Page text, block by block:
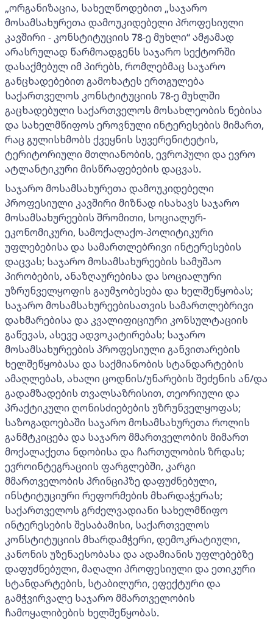
„ორგანიზაცია, სახელწოდებით „საჯარო
მოსამსახურეთა დამოუკიდებელი პროფესიული
კავშირი - კონსტიტუციის 78-ე მუხლი“ ამჟამად
არასრულად წარმოადგენს საჯარო სექტორში
დასაქმებულ იმ პირებს, რომლებმაც საჯარო
განცხადებებით გამოხატეს ერთგულება
საქართველოს კონსტიტუციის 78-ე მუხლში
გაცხადებული საქართველოს მოსახლეობის ნებისა
და სახელმწიფოს ეროვნული ინტერესების მიმართ,
რაც გულისხმობს ქვეყნის სუვერენიტეტის,
ტერიტორიული მთლიანობის, ევროპული და ევრო
ატლანტიკური მისწრაფებების დაცვას.
საჯარო მოსამსახურეთა დამოუკიდებელი
პროფესიული კავშირი მიზნად ისახავს საჯარო
მოსამსახურეების შრომითი, სოციალურ-
ეკონომიკური, სამოქალაქო-პოლიტიკური
უფლებებისა და სამართლებრივი ინტერესების
დაცვას; საჯარო მოსამსახურეების სამუშაო
პირობების, ანაზღაურებისა და სოციალური
უზრუნველყოფის გაუმჯობესება და ხელშეწყობას;
საჯარო მოსამსახურეებისათვის სამართლებრივი
დახმარებისა და კვალიფიციური კონსულტაციის
გაწევას, ასევე ადვოკატირებას; საჯარო
მოსამსახურეების პროფესიული განვითარების
ხელშეწყობასა და საქმიანობის სტანდარტების
ამაღლებას, ახალი ცოდნის/უნარების შეძენის ან/და
გადამზადების თვალსაზრისით, თეორიული და
პრაქტიკული ღონისძიებების უზრუნველყოფას;
საზოგადოებაში საჯარო მოსამსახურეთა როლის
განმტკიცება და საჯარო მმართველობის მიმართ
მოქალაქეთა ნდობისა და ჩართულობის ზრდას;
ევროინტეგრაციის ფარგლებში, კარგი
მმართველობის პრინციპზე დაფუძნებული,
ინსტიტუციური რეფორმების მხარდაჭერას;
საქართველოს გრძელვადიანი სახელმწიფო
ინტერესების შესაბამისი, საქართველოს
კონსტიტუციის მხარდამჭერი, დემოკრატიული,
კანონის უზენაესობასა და ადამიანის უფლებებზე
დაფუძნებული, მაღალი პროფესიული და ეთიკური
სტანდარტების, სტაბილური, ეფექტური და
გამჭვირვალე საჯარო მმართველობის
ჩამოყალიბების ხელშეწყობას.